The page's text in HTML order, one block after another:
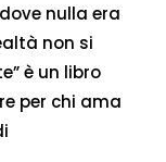
nulla era
non si
è un libro
per chi ama